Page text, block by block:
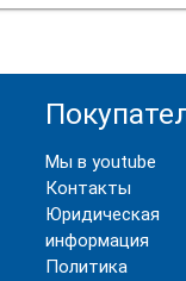
Мы в youtube
Контакты
Юридическая
информация
Политика